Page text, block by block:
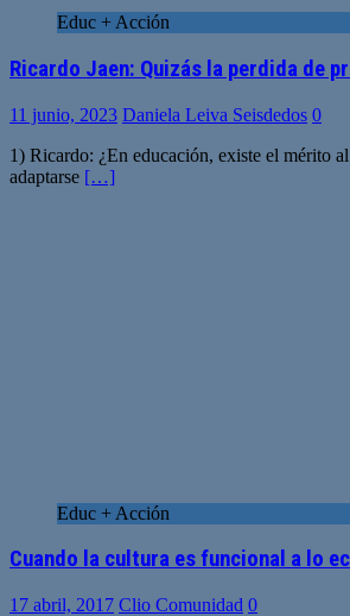
Educ + Acción
Ricardo Jaen: Quizás la perdida de
11 junio, 2023 Daniela Leiva Seisdedos 0
1) Ricardo: ¿En educación, existe el mérito
adaptarse […]
Educ + Acción
Cuando la cultura es funcional a lo
17 abril, 2017 Clio Comunidad 0